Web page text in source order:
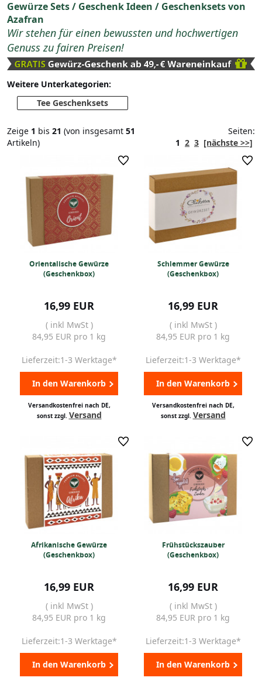
Gewürze Sets / Geschenk Ideen / Geschenksets von
Azafran
Wir stehen für einen bewussten und hochwertigen
Genuss zu fairen Preisen!
Weitere Unterkategorien:
Tee Geschenksets
Zeige 1 bis 21 (von insgesamt 51
Artikeln)
Seiten:
1 2 3 [nächste >>]
Orientalische Gewürze
(Geschenkbox)
16,99 EUR
( inkl MwSt )
84,95 EUR pro 1 kg
Lieferzeit:1-3 Werktage*
In den Warenkorb
Versandkostenfrei nach DE,
sonst zzgl. Versand
Schlemmer Gewürze
(Geschenkbox)
16,99 EUR
( inkl MwSt )
84,95 EUR pro 1 kg
Lieferzeit:1-3 Werktage*
In den Warenkorb
Versandkostenfrei nach DE,
sonst zzgl. Versand
Afrikanische Gewürze
(Geschenkbox)
16,99 EUR
( inkl MwSt )
84,95 EUR pro 1 kg
Lieferzeit:1-3 Werktage*
In den Warenkorb
Frühstückszauber
(Geschenkbox)
16,99 EUR
( inkl MwSt )
84,95 EUR pro 1 kg
Lieferzeit:1-3 Werktage*
In den Warenkorb